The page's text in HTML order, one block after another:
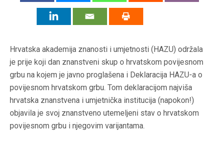
Hrvatska akademija znanosti i umjetnosti (HAZU) održala
je prije koji dan znanstveni skup o hrvatskom povijesnom
grbu na kojem je javno proglašena i Deklaracija HAZU-a o
povijesnom hrvatskom grbu. Tom deklaracijom najviša
hrvatska znanstvena i umjetnička institucija (napokon!)
objavila je svoj znanstveno utemeljeni stav o hrvatskom
povijesnom grbu i njegovim varijantama.